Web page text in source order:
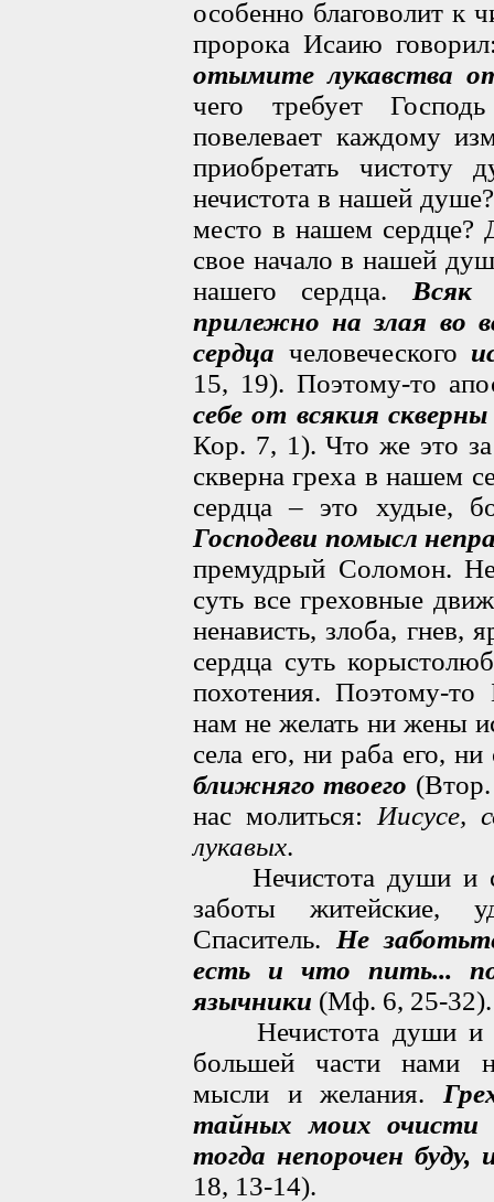
особенно благоволит к
пророка Исаию
отымите лукавства
чего требует
повелевает каждому
приобретать чистоту
нечистота в нашей
место в нашем сердце?
свое начало в нашей
нашего сердца. Всяк
прилежно на злая во
сердца человеческого
15, 19). Поэтому-то
себе от всякия
Кор. 7, 1). Что же это
скверна греха в нашем
сердца – это худые,
Господеви помысл
премудрый Соломон.
суть все греховные
ненависть, злоба, гнев,
сердца суть
похотения. Поэтому-
нам не желать ни жены
села его, ни раба его,
ближняго твоего
нас молиться: Иисусе,
лукавых.
Нечистота души и
заботы житейские,
Спаситель. Не
есть и что пить...
язычники (Мф. 6, 25-32).
Нечистота души и
большей части нами
мысли и желания.
тайных моих
тогда непорочен буду,
18, 13-14).